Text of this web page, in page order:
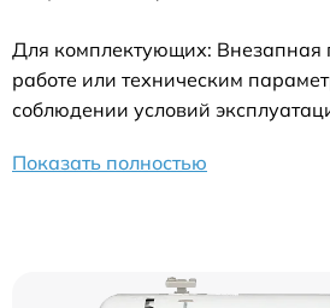
Для комплектующих: Внезапная
работе или техническим
соблюдении условий
Показать полностью